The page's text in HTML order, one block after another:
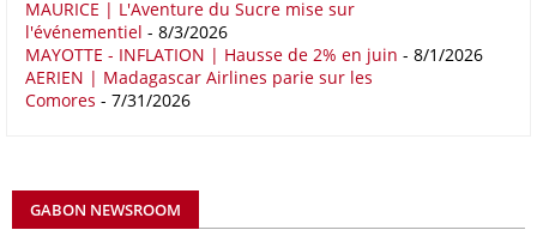
16/05/26 COMMERCE CHINE - AFRIQUE
Le déficit commercial de l’Afrique avec la Chine s’est creusé de 48,27
% au cours des quatre premiers mois de 2026 comparativement à la
même période de 2025 pour s’établir à 36,8 milliards de dollars, en
avril, à 81,82 milliards de dollars. Durant la même période, les
importations chinoises en provenance du continent ont atteint 45,02
MAURICE | L'Aventure du Sucre mise sur
l'événementiel - 8/3/2026
MAYOTTE - INFLATION | Hausse de 2% en juin - 8/1/2026
AERIEN | Madagascar Airlines parie sur les
Comores - 7/31/2026
GABON NEWSROOM